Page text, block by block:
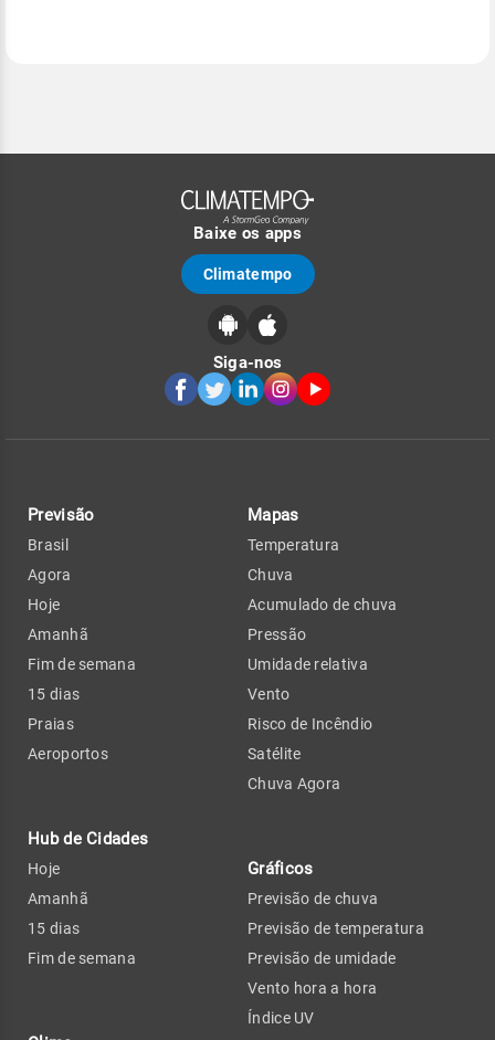
Baixe os apps
Climatempo
Siga-nos
Previsão
Brasil
Agora
Hoje
Amanhã
Fim de semana
15 dias
Praias
Aeroportos
Hub de Cidades
Hoje
Amanhã
15 dias
Fim de semana
Mapas
Temperatura
Chuva
Acumulado de chuva
Pressão
Umidade relativa
Vento
Risco de Incêndio
Satélite
Chuva Agora
Gráficos
Previsão de chuva
Previsão de temperatura
Previsão de umidade
Vento hora a hora
Índice UV